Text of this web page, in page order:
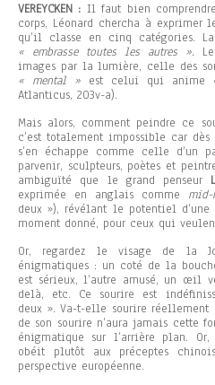
VEREYCKEN : Il faut bien
corps, Léonard chercha à exprimer
qu’il classe en cinq catégories.
« embrasse toutes les autres ».
images par la lumière, celle des
« mental »est celui qui anime
Atlanticus, 203v-a).
Mais alors, comment peindre ce
c’est totalement impossible car
s’en échappe comme celle d’un
parvenir, sculpteurs, poètes et
ambiguïté que le grand penseur
exprimée en anglais comme mid-
deux »), révélant le potentiel
moment donné, pour ceux qui
Or, regardez le visage de la
énigmatiques : un coté de la
est sérieux, l’autre amusé, un œil
delà, etc. Ce sourire est
deux ». Va-t-elle sourire réellement
de son sourire n’aura jamais cette
énigmatique sur l’arrière plan.
obéit plutôt aux préceptes
perspective européenne.